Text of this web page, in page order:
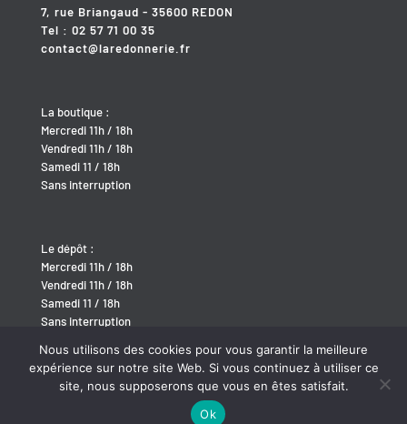
7, rue Briangaud - 35600 REDON
Tel : 02 57 71 00 35
contact@laredonnerie.fr
La boutique :
Mercredi 11h / 18h
Vendredi 11h / 18h
Samedi 11 / 18h
Sans interruption
Le dépôt :
Mercredi 11h / 18h
Vendredi 11h / 18h
Samedi 11 / 18h
Sans interruption
Nous utilisons des cookies pour vous garantir la meilleure
expérience sur notre site Web. Si vous continuez à utiliser ce
site, nous supposerons que vous en êtes satisfait.
Ok